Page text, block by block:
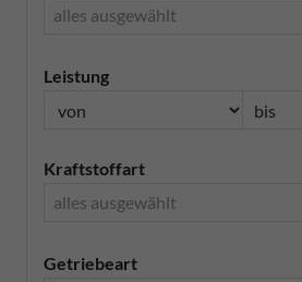
alles ausgewählt
Leistung
Kraftstoffart
alles ausgewählt
Getriebeart